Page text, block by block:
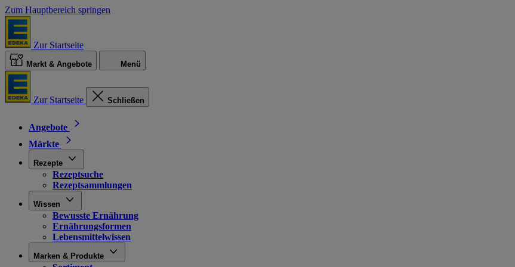
Zum Hauptbereich springen
Zur Startseite
Markt & Angebote Menü
Zur Startseite Schließen
Angebote
Märkte
Rezepte
Rezeptsuche
Rezeptsammlungen
Wissen
Bewusste Ernährung
Ernährungsformen
Lebensmittelwissen
Marken & Produkte